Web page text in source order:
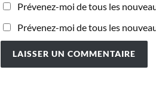
Prévenez-moi de tous les
Prévenez-moi de tous les